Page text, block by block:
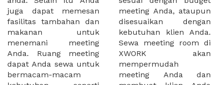
juga dapat memesan
fasilitas tambahan dan
makanan untuk
menemani meeting
Anda. Ruang meeting
dapat Anda sewa untuk
bermacam-macam
meeting Anda, ataupun
disesuaikan dengan
kebutuhan klien Anda.
Sewa meeting room di
XWORK akan
mempermudah
meeting Anda dan